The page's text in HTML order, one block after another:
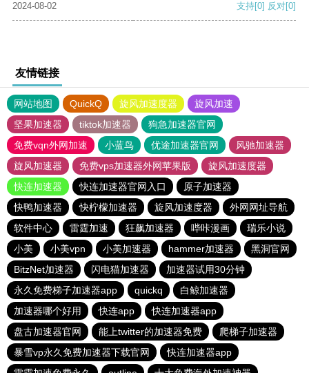
2024-08-02
支持[0] 反对[0]
友情链接
网站地图 QuickQ 旋风加速度器
旋风加速
坚果加速器
tiktok加速器
狗急加速器官网
免费vqn外网加速
小蓝鸟 优途加速器官网
风驰加速器
旋风加速器
免费vps加速器外网苹果版
旋风加速度器
快连加速器
快连加速器官网入口
原子加速器
快鸭加速器
快柠檬加速器 旋风加速度器
外网网址导航
软件中心
雷霆加速 狂飙加速器 哔咔漫画
瑞乐小说
小美
小美vpn 小美加速器 hammer加速器
黑洞官网
BitzNet加速器
闪电猫加速器
加速器试用30分钟
永久免费梯子加速器app
quickq
白鲸加速器
加速器哪个好用
快连app
快连加速器app
盘古加速器官网
能上twitter的加速器免费
爬梯子加速器
暴雪vp永久免费加速器下载官网
快连加速器app